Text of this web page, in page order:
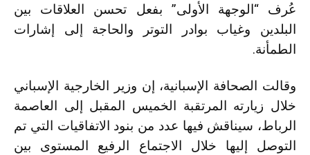
عُرف “الوجهة الأولى” بفعل تحسن العلاقات بين
البلدين وغياب بوادر التوتر والحاجة إلى إشارات
الطمأنة.
وقالت الصحافة الإسبانية، إن وزير الخارجية الإسباني
خلال زيارته المرتقبة الخميس المقبل إلى العاصمة
الرباط، سيناقش فيها عدد من بنود الاتفاقيات التي تم
التوصل إليها خلال الاجتماع الرفيع المستوى بين